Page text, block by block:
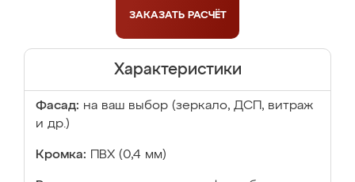
ЗАКАЗАТЬ РАСЧЁТ
Характеристики
Фасад: на ваш выбор (зеркало, ДСП, витраж
и др.)
Кромка: ПВХ (0,4 мм)